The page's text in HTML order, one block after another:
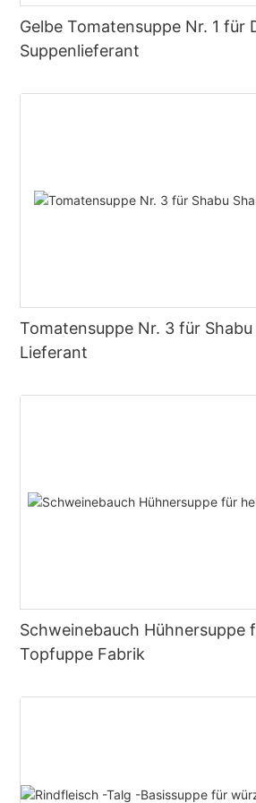
Gelbe Tomatensuppe Nr. 1 für
Suppenlieferant
Tomatensuppe Nr. 3 für
Lieferant
Schweinebauch Hühnersuppe
Topfuppe Fabrik